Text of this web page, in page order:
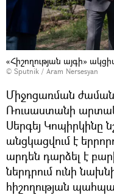
«Հիշողության այգի»
© Sputnik / Aram Nersesyan
Միջոցառման
Ռուսաստանի
Սերգեյ Կոպիրկինը
անցկացվում է
արդեն դարձել է
ներդրում ունի
հիշողության